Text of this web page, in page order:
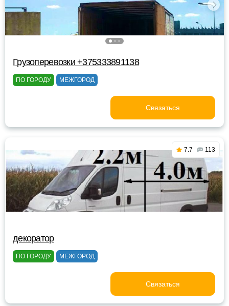
Грузоперевозки +375333891138
ПО ГОРОДУ МЕЖГОРОД
Связаться
7.7 113
декоратор
ПО ГОРОДУ МЕЖГОРОД
Связаться